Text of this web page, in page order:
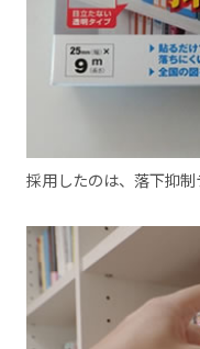
採用したのは、落下抑制